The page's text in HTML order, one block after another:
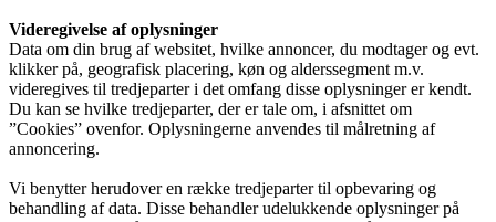
Videregivelse af oplysninger
Data om din brug af websitet, hvilke annoncer, du modtager og evt.
klikker på, geografisk placering, køn og alderssegment m.v.
videregives til tredjeparter i det omfang disse oplysninger er kendt.
Du kan se hvilke tredjeparter, der er tale om, i afsnittet om
”Cookies” ovenfor. Oplysningerne anvendes til målretning af
annoncering.
Vi benytter herudover en række tredjeparter til opbevaring og
behandling af data. Disse behandler udelukkende oplysninger på